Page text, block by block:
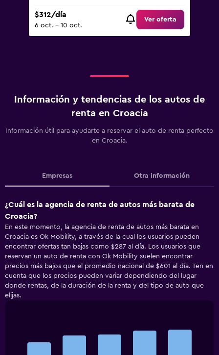
$312/día
6 oct. - 10 oct.
Ver oferta
Información y tendencias de los autos de
renta en Croacia
Información útil para ayudarte a reservar el auto de renta perfecto
en Croacia.
Empresas Otra información
¿Cuál es la agencia de renta de autos más barata de
Croacia?
En este momento, la agencia de renta de autos más barata en
Croacia es Ok Mobility, a través de la cual los usuarios pueden
encontrar ofertas tan bajas como $287 al día. Los usuarios que
reservan un auto de renta con Ok Mobility suelen encontrar
precios más bajos que el promedio nacional de $601 al día. Ten en
cuenta que los precios pueden variar dependiendo del lugar
donde rentas, de la duración de la renta y del tipo de auto que
elijas.
with